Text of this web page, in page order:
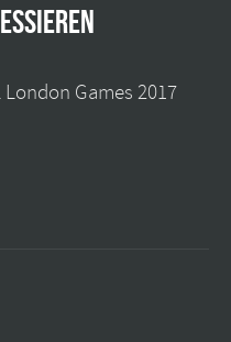
Games 2017